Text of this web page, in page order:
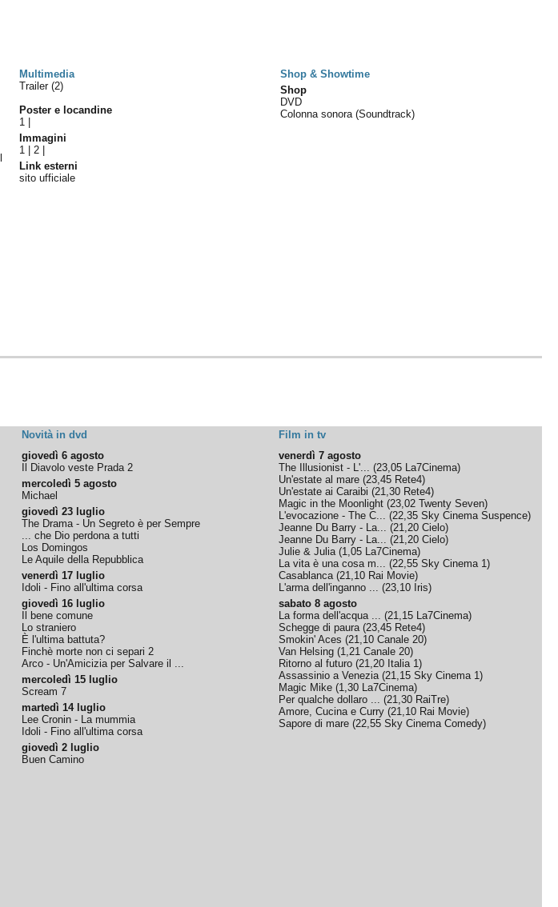
Multimedia
Shop & Showtime
Trailer (2)
Poster e locandine
1
Immagini
1 |2
Link esterni
sito ufficiale
Shop
DVD
Colonna sonora (Soundtrack)
Novità in dvd
Film in tv
giovedì 6 agosto
Il Diavolo veste Prada 2
mercoledì 5 agosto
Michael
giovedì 23 luglio
The Drama - Un Segreto è per Sempre
... che Dio perdona a tutti
Los Domingos
Le Aquile della Repubblica
venerdì 17 luglio
Idoli - Fino all'ultima corsa
giovedì 16 luglio
Il bene comune
Lo straniero
È l'ultima battuta?
Finchè morte non ci separi 2
Arco - Un'Amicizia per Salvare il ...
mercoledì 15 luglio
Scream 7
martedì 14 luglio
Lee Cronin - La mummia
Idoli - Fino all'ultima corsa
giovedì 2 luglio
Buen Camino
venerdì 7 agosto
The Illusionist - L'... (23,05 La7Cinema)
Un'estate al mare (23,45 Rete4)
Un'estate ai Caraibi (21,30 Rete4)
Magic in the Moonlight (23,02 Twenty Seven)
L'evocazione - The C... (22,35 Sky Cinema Suspence)
Jeanne Du Barry - La... (21,20 Cielo)
Jeanne Du Barry - La... (21,20 Cielo)
Julie & Julia(1,05 La7Cinema)
La vita è una cosa m... (22,55 Sky Cinema 1)
Casablanca(21,10 Rai Movie)
L'arma dell'inganno ... (23,10 Iris)
sabato 8 agosto
La forma dell'acqua ... (21,15 La7Cinema)
Schegge di paura(23,45 Rete4)
Smokin' Aces (21,10 Canale 20)
Van Helsing (1,21 Canale 20)
Ritorno al futuro (21,20 Italia 1)
Assassinio a Venezia(21,15 Sky Cinema 1)
Magic Mike (1,30 La7Cinema)
Per qualche dollaro ... (21,30 RaiTre)
Amore, Cucina e Curry (21,10 Rai Movie)
Sapore di mare (22,55 Sky Cinema Comedy)